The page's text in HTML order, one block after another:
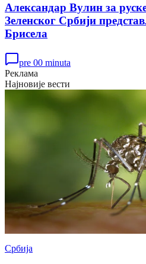
Александар Вулин за
Зеленског Србији
Брисела
pre 00 minuta
Реклама
Најновије вести
Србија